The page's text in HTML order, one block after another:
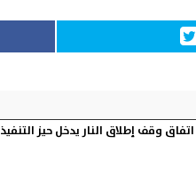
وقف إطلاق النار يدخل حيز التنفيذ